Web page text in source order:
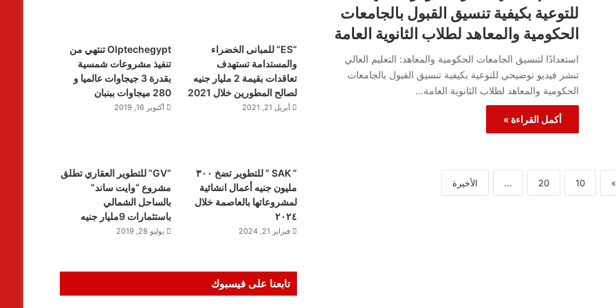
للتوعية بكيفية تنسيق القبول بالجامعات
الحكومية والمعاهد لطلاب الثانوية العامة
استعدادًا لتنسيق الجامعات الحكومية والمعاهد: التعليم العالي
تنشر فيديو توضيحي للتوعية بكيفية تنسيق القبول بالجامعات
الحكومية والمعاهد لطلاب الثانوية العامة…
أكمل القراءة »
»
10
20
... الأخيرة
“ES” للمبانى الخضراء
والمستدامة تستهدف
تعاقدات بقيمة 2 مليار جنيه
لصالح المطورين خلال 2021
أبريل 21, 2021
Olptechegypt تنتهي من
تنفيذ مشروعات شمسية
بقدرة 3 جيجاوات عالميا و
280 ميجاوات ببنبان
أكتوبر 16, 2019
” SAK ” للتطوير تضخ ٣٠٠
مليون جنيه أعمال انشائية
لمشروعاتها بالعاصمة خلال
٢٠٢٤
فبراير 21, 2024
“GV” للتطوير العقاري تطلق
مشروع “وايت ساند”
بالساحل الشمالي
باستثمارات 9مليار جنيه
يوليو 28, 2019
تابعنا على فيسبوك